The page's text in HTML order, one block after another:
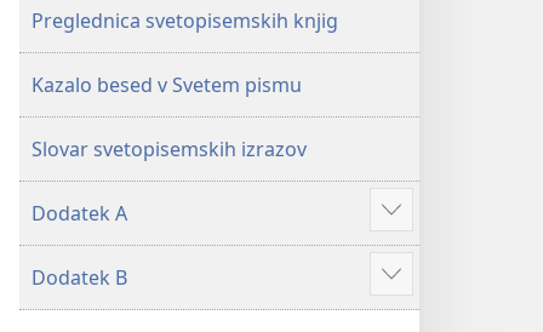
Preglednica svetopisemskih knjig
Kazalo besed v Svetem pismu
Slovar svetopisemskih izrazov
Dodatek A
Prikaži
več
Dodatek B
Prikaži
več